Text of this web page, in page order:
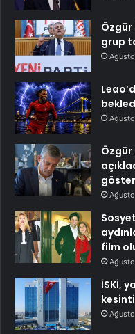
Özgür
grup
Özgür
film
İSKİ,